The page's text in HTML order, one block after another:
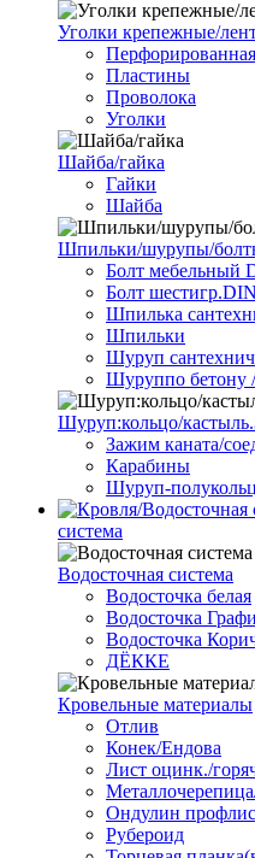
Уголки крепежные/
Пластины
Проволока
Уголки
Шайба/гайка
Гайки
Шайба
Шпильки/шурупы/
Болт мебельный
Болт
Шпилька
Шпильки
Шуруп
Шуруппо бетону
Шуруп:кольцо/
Зажим каната/
Карабины
Шуруп-
система
Водосточная система
Водосточка белая
Водосточка
Водосточка
ДЁККЕ
Кровельные материалы
Отлив
Конек/Ендова
Лист оцинк./
Ондулин
Рубероид